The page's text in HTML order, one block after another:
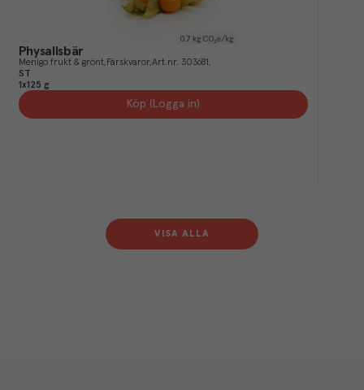
0.7 kg CO₂e/kg
Physalisbär
Menigo frukt & grönt Färskvaror Art.nr. 303681
ST
1x125 g
Köp (Logga in)
VISA ALLA